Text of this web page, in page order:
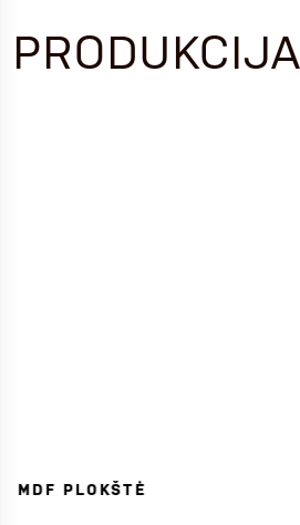
PRODUKCIJA
MDF PLOKŠTĖ